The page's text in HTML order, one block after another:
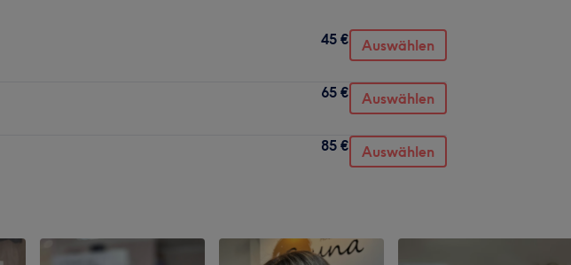
45 € Auswählen
65 € Auswählen
85 € Auswählen